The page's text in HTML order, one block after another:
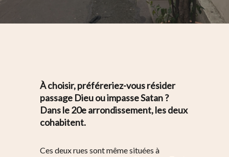
À choisir, préféreriez-vous résider
passage Dieu ou impasse Satan ?
Dans le 20e arrondissement, les deux
cohabitent.
Ces deux rues sont même situées à